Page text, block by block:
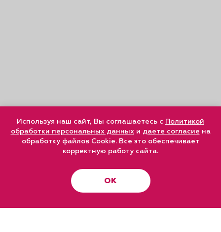
Используя наш сайт, Вы соглашаетесь с Политикой
обработки персональных данныхи даете согласие на
обработку файлов Cookie. Все это обеспечивает
корректную работу сайта.
ОК